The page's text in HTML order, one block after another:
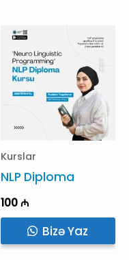
Kurslar
NLP Diploma
100₼
Bizə Yaz